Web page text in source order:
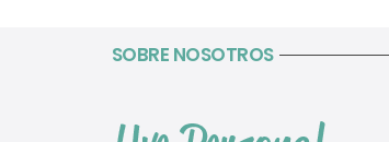
SOBRE NOSOTROS